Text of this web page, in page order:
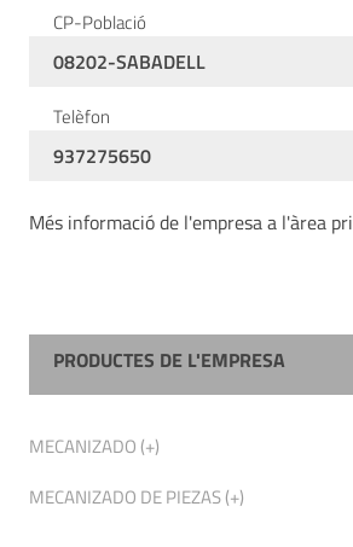
CP-Població
08202-SABADELL
Telèfon
937275650
Més informació de l'empresa a l'àrea
PRODUCTES DE L'EMPRESA
MECANIZADO (+)
MECANIZADO DE PIEZAS (+)